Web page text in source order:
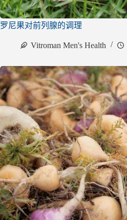
罗尼果对前列腺的调理
Vitroman Men's Health